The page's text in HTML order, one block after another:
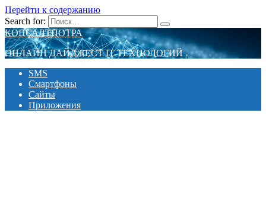
Перейти к содержанию
Search for:
КОНСАЛТПОТРА
ОНЛАЙН ДАЙДЖЕСТ IT-ТЕХНОЛОГИЙ
SMS
Смартфоны
Сайты
Приложения